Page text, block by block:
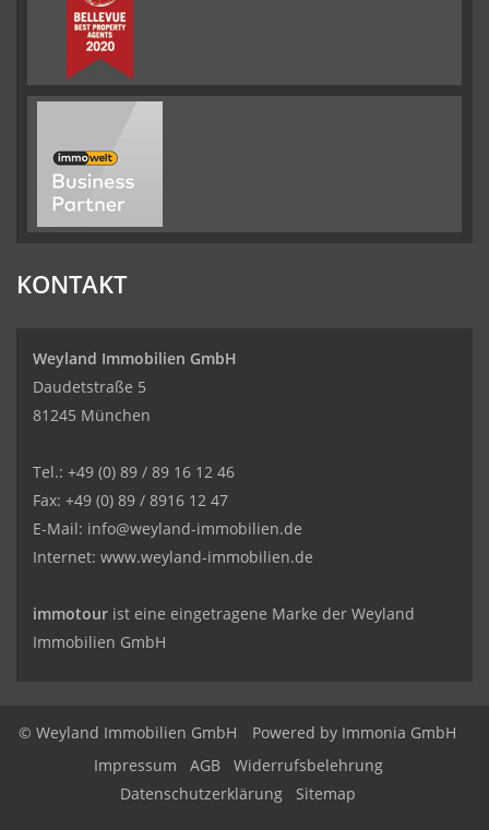
KONTAKT
Weyland Immobilien GmbH
Daudetstraße 5
81245 München
Tel.: +49 (0) 89 / 89 16 12 46
Fax: +49 (0) 89 / 8916 12 47
E-Mail: info@weyland-immobilien.de
Internet: www.weyland-immobilien.de
immotour ist eine eingetragene Marke der Weyland
Immobilien GmbH
© Weyland Immobilien GmbH Powered by Immonia GmbH
Impressum
AGB
Widerrufsbelehrung
Datenschutzerklärung
Sitemap